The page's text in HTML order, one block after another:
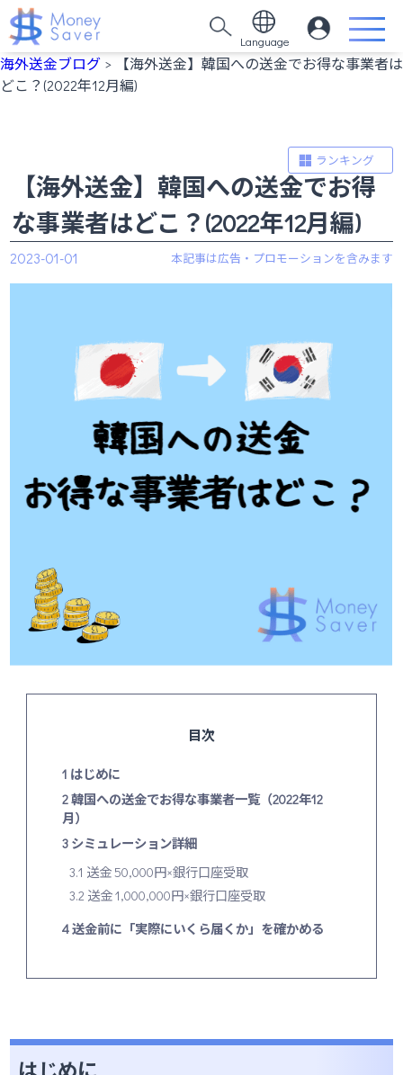
Language
海外送金ブログ > 【海外送金】韓国への送金でお得な事業者は
どこ？(2022年12月編)
ランキング
【海外送金】韓国への送金でお得
な事業者はどこ？(2022年12月編)
2023-01-01
目次
1 はじめに
2韓国への送金でお得な事業者一覧（2022年12
月）
3 シミュレーション詳細
3.1 送金 50,000円×銀行口座受取
3.2 送金 1,000,000円×銀行口座受取
4送金前に「実際にいくら届くか」を確かめる